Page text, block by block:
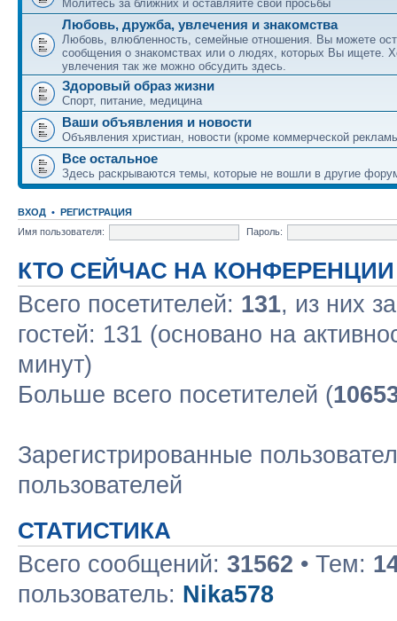
Молитесь за ближних и оставляйте свои просьбы
Любовь, дружба, увлечения и знакомства
Любовь, влюбленность, семейные отношения. Вы можете
сообщения о знакомствах или о людях, которых Вы ищете.
увлечения так же можно обсудить здесь.
Здоровый образ жизни
Спорт, питание, медицина
Ваши объявления и новости
Объявления христиан, новости (кроме коммерческой
Все остальное
Здесь раскрываются темы, которые не вошли в другие
ВХОД • РЕГИСТРАЦИЯ
Имя пользователя:
Пароль:
КТО СЕЙЧАС НА КОНФЕРЕНЦИИ
Всего посетителей: 131, из них
гостей: 131 (основано на
минут)
Больше всего посетителей (
Зарегистрированные
пользователей
СТАТИСТИКА
Всего сообщений: 31562 • Тем:
пользователь: Nika578